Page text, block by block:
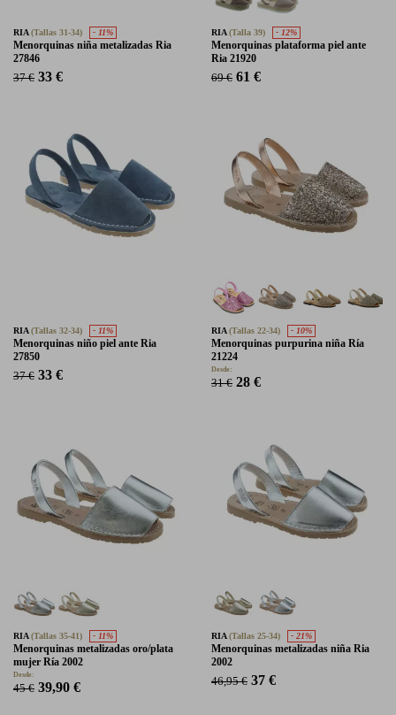
RIA(Tallas 31-34) - 11%
Menorquinas niña metalizadas Ria
27846
37 € 33 €
RIA(Talla 39) - 12%
Menorquinas plataforma piel ante
Ria 21920
69 € 61 €
RIA(Tallas 32-34) - 11%
Menorquinas niño piel ante Ria
27850
37 € 33 €
RIA(Tallas 22-34) - 10%
Menorquinas purpurina niña Ría
21224
Desde:
31 € 28 €
RIA(Tallas 35-41) - 11%
Menorquinas metalizadas oro/plata
mujer Ría 2002
Desde:
45 € 39,90 €
RIA(Tallas 25-34) - 21%
Menorquinas metalizadas niña Ria
2002
46,95 € 37 €